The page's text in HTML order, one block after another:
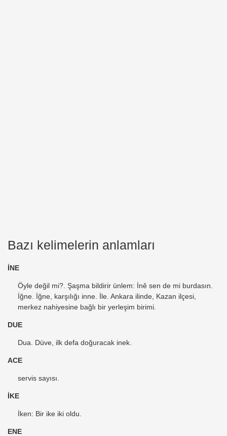
Bazı kelimelerin anlamları
İNE
Öyle değil mi?. Şaşma bildirir ünlem: İnê sen de mi burdasın.
İğne. İğne, karşılığı inne. İle. Ankara ilinde, Kazan ilçesi,
merkez nahiyesine bağlı bir yerleşim birimi.
DUE
Dua. Düve, ilk defa doğuracak inek.
ACE
servis sayısı.
İKE
İken: Bir ike iki oldu.
ENE